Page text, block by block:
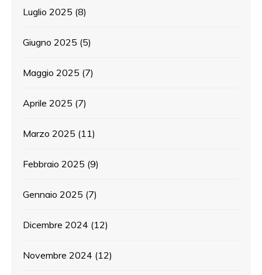
Luglio 2025 (8)
Giugno 2025 (5)
Maggio 2025 (7)
Aprile 2025 (7)
Marzo 2025 (11)
Febbraio 2025 (9)
Gennaio 2025 (7)
Dicembre 2024 (12)
Novembre 2024 (12)